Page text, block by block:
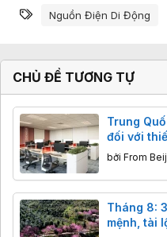
Từ khóa
Nguồn Điện Di Động
CHỦ ĐỀ TƯƠNG TỰ
Trung
đối với
photocopy
bởi From
Tháng 8:
mệnh, tài